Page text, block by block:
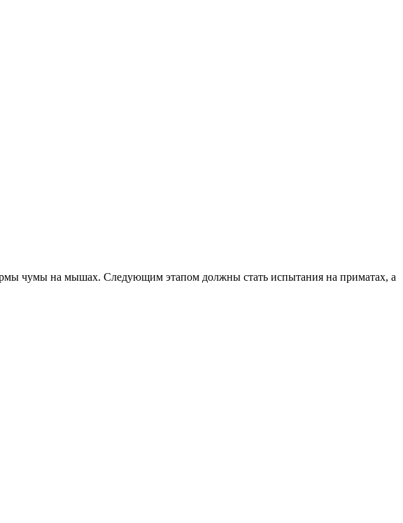
чумы на мышах. Следующим этапом должны стать испытания на приматах, а